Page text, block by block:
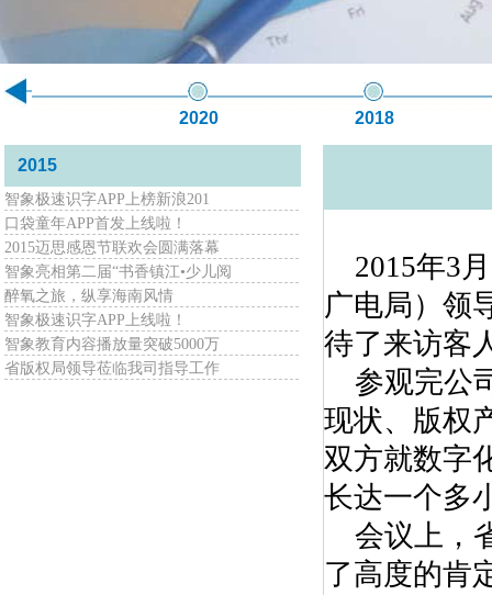
2020 2018
2015
智象极速识字APP上榜新浪201
口袋童年APP首发上线啦！
2015迈思感恩节联欢会圆满落幕
智象亮相第二届“书香镇江•少儿阅
醉氧之旅，纵享海南风情
智象极速识字APP上线啦！
智象教育内容播放量突破5000万
省版权局领导莅临我司指导工作
2015年3
广电局）领
待了来访客
参观完公
现状、版权
双方就数字
长达一个多
会议上，
了高度的肯